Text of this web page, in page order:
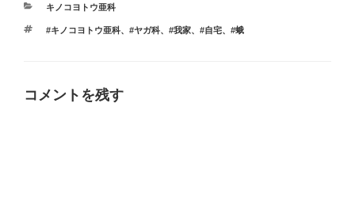
カ
ゴ
キノコヨトウ亜科
タ
#キノコヨトウ亜科、 #ヤガ科、 #我家、 #自宅、 #蛾
コメントを残す